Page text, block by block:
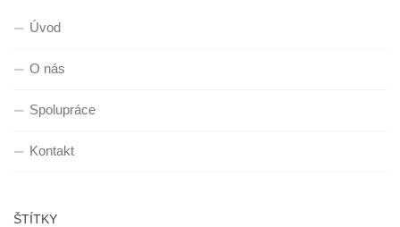
Úvod
O nás
Spolupráce
Kontakt
ŠTÍTKY